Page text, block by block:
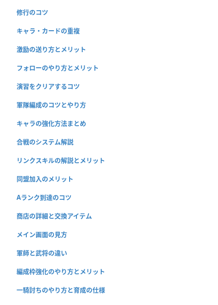
修行のコツ
キャラ・カードの重複
激励の送り方とメリット
フォローのやり方とメリット
演習をクリアするコツ
軍隊編成のコツとやり方
キャラの強化方法まとめ
合戦のシステム解説
リンクスキルの解説とメリット
同盟加入のメリット
Aランク到達のコツ
商店の詳細と交換アイテム
メイン画面の見方
軍師と武将の違い
編成枠強化のやり方とメリット
一騎討ちのやり方と育成の仕様